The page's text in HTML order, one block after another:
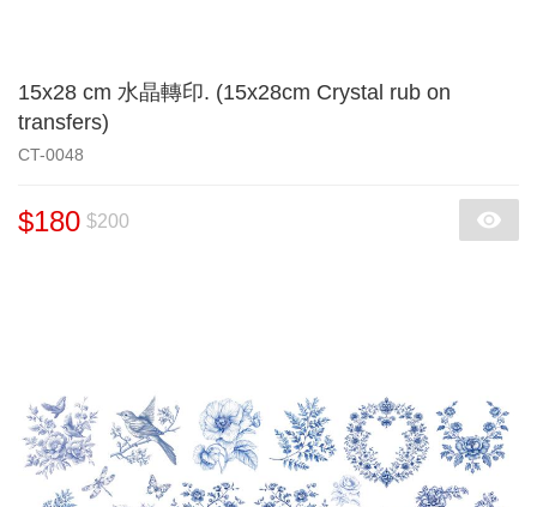
15x28 cm 水晶轉印. (15x28cm Crystal rub on
transfers)
CT-0048
$180 $200